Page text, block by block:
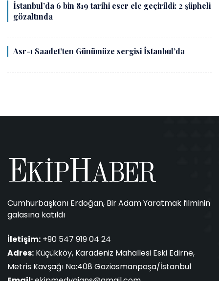
İstanbul’da 6 bin 819 tarihi eser ele geçirildi: 2 şüpheli
gözaltında
Asr-ı Saadet’ten Günümüze sergisi İstanbul’da
Cumhurbaşkanı Erdoğan, Bir Adam Yaratmak filminin
galasına katıldı
İletişim: +90 547 919 04 24
Adres: Küçükköy, Karadeniz Mahallesi Eski Edirne,
Metris Kavşağı No:408 Gaziosmanpaşa/İstanbul